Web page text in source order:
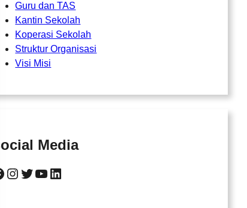
Guru dan TAS
Kantin Sekolah
Koperasi Sekolah
Struktur Organisasi
Visi Misi
Media
Instagram Twitter YouTube LinkedIn